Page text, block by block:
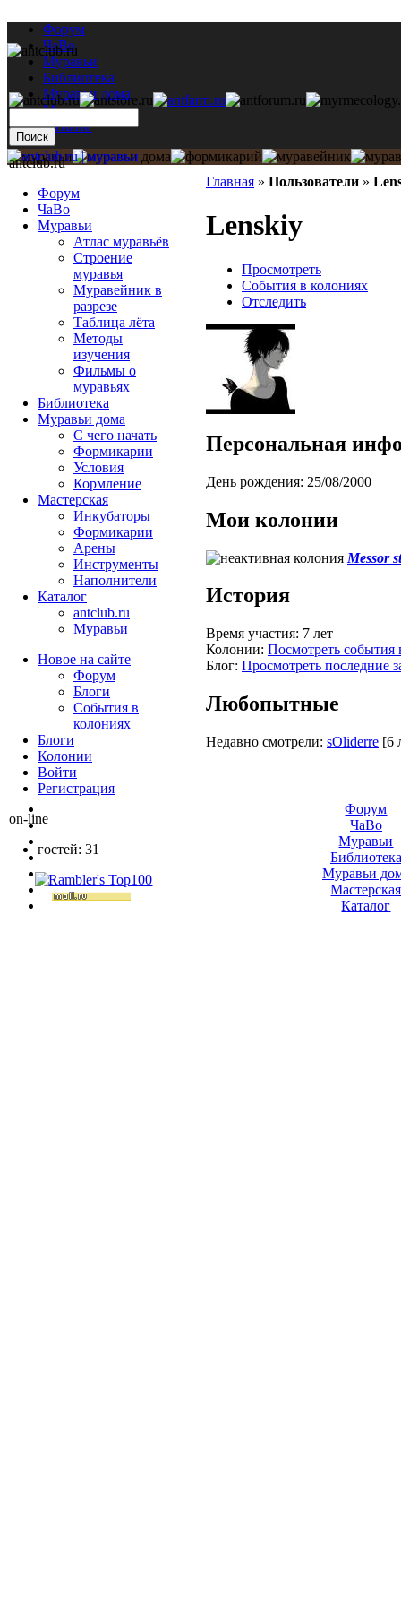
Форум
ЧаВо
Муравьи
Библиотека
Муравьи дома
Мастерская
Каталог
Главная » Пользователи »
Lenskiy
Просмотреть
События в колониях
Отследить
Персональная
День рождения: 25/08/2000
Мои колонии
Messor
История
Время участия: 7 лет
Колонии: Посмотреть события
Блог: Просмотреть последние
Любопытные
Недавно смотрели: sOliderre [6
antclub.ru
Форум
ЧаВо
Муравьи
Атлас муравьёв
Строение
муравья
Муравейник в
разрезе
Таблица лёта
Методы
изучения
Фильмы о
муравьях
Библиотека
Муравьи дома
С чего начать
Формикарии
Условия
Кормление
Мастерская
Инкубаторы
Формикарии
Арены
Инструменты
Наполнители
Каталог
antclub.ru
Муравьи
Новое на сайте
Форум
Блоги
События в
колониях
Блоги
Колонии
Войти
Peгиcтpaция
on-line
гостей: 31
Форум
ЧаВо
Муравьи
Библиотека
Муравьи
Мастерская
Каталог